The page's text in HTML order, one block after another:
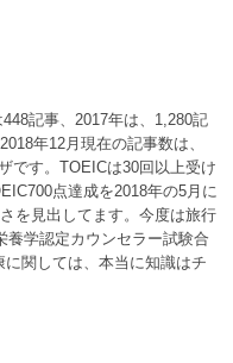
記事、2017年は、1,280記
年12月現在の記事数は、
です。TOEICは30回以上受け
点達成を2018年の5月に
を見出してます。今度は旅行
養学認定カウンセラー試験合
関しては、本当に知識はチ